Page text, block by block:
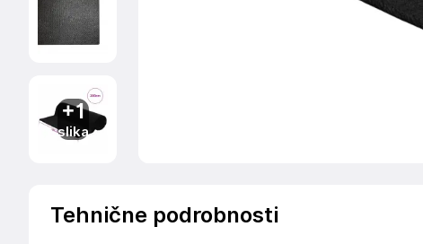
+1
slika
Tehnične podrobnosti